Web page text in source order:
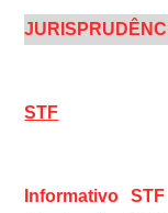
STF
Informativo